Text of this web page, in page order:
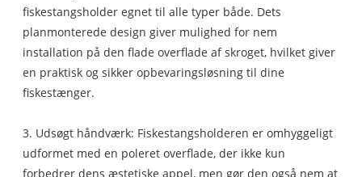
fiskestangsholder egnet til alle typer både. Dets
planmonterede design giver mulighed for nem
installation på den flade overflade af skroget, hvilket giver
en praktisk og sikker opbevaringsløsning til dine
fiskestænger.
3. Udsøgt håndværk: Fiskestangsholderen er omhyggeligt
udformet med en poleret overflade, der ikke kun
forbedrer dens æstetiske appel, men gør den også nem at